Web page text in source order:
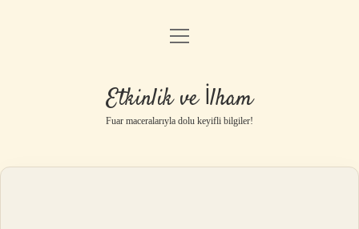
Anasayfa
Gizlilik Politikası
Yasal Uyarı
menüyü
Etkinlik ve İlham
Fuar maceralarıyla dolu keyifli bilgiler!